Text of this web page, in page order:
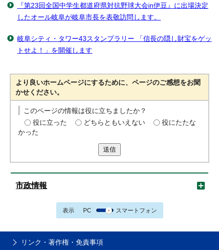
『第23回全国中学生都道府県対抗野球大会in伊豆』に出場決定
したオール岐阜が岐阜市長を表敬訪問します。
岐阜シティ・タワー43スタンプラリー 「信長の隠し財宝をゲッ
トせよ！」を開催します
より良いホームページにするために、ページのご感想をお聞
かせください。
このページの情報は役に立ちましたか？
役に立った
どちらともいえない
役にたたな
かった
送信
市政情報
表示 PC スマートフォン
リンク・著作権・免責事項